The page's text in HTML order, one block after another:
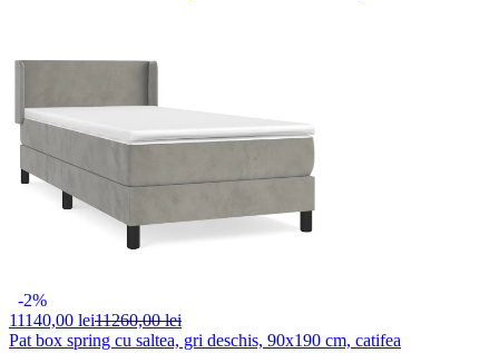
-2%
11140,00 lei11260,00 lei
Pat box spring cu saltea, gri deschis, 90x190 cm, catifea